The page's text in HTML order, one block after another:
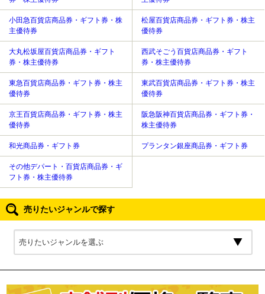
小田急百貨店商品券・ギフト券・株
主優待券
松屋百貨店商品券・ギフト券・株主
優待券
大丸松坂屋百貨店商品券・ギフト
券・株主優待券
西武そごう百貨店商品券・ギフト
券・株主優待券
東急百貨店商品券・ギフト券・株主
優待券
東武百貨店商品券・ギフト券・株主
優待券
京王百貨店商品券・ギフト券・株主
優待券
阪急阪神百貨店商品券・ギフト券・
株主優待券
和光商品券・ギフト券 プランタン銀座商品券・ギフト券
その他デパート・百貨店商品券・ギ
フト券・株主優待券
売りたいジャンルで探す